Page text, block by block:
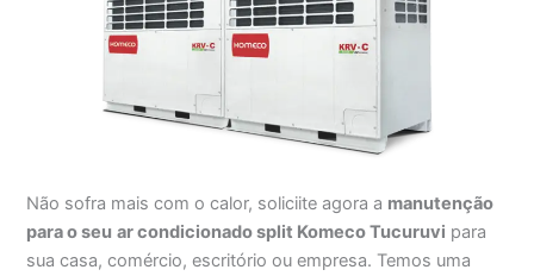
Não sofra mais com o calor, soliciite agora a manutenção
para o seu ar condicionado split Komeco Tucuruvi para
sua casa, comércio, escritório ou empresa. Temos uma